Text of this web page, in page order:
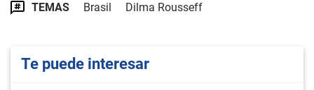
TEMAS Brasil Dilma Rousseff
Te puede interesar